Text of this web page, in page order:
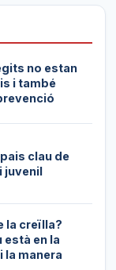
no estan
i també
clau de
juvenil
la creïlla?
està en la
la manera